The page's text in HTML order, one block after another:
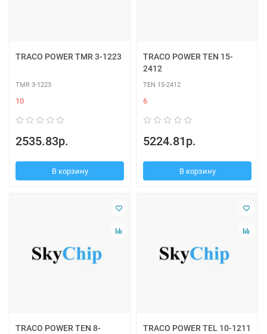
TRACO POWER TMR 3-1223
TMR 3-1223
10
2535.83р.
В корзину
TRACO POWER TEN 15-
2412
TEN 15-2412
6
5224.81р.
В корзину
TRACO POWER TEN 8- TRACO POWER TEL 10-1211